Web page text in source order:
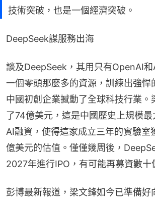
技術突破，也是一個經濟突破。
DeepSeek謀服務出海
談及DeepSeek，其用只有OpenAI
一個零頭那麼多的資源，訓練出強悍
中國初創企業撼動了全球科技行業。
了74億美元，這是中國歷史上規模
AI融資，使得這家成立三年的實驗室
億美元的估值。僅僅幾周後，
2027年進行IPO，有可能再募資數十
彭博最新報道，梁文鋒如今已準備好